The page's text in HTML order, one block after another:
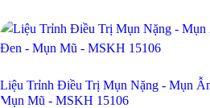
Liệu Trỉnh Điều Trị Mụn Nặng - Mụn
Mụn Mũ - MSKH 15106